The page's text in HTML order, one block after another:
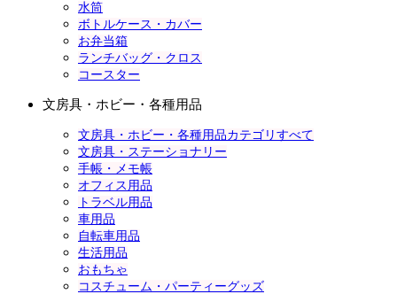
水筒
ボトルケース・カバー
お弁当箱
ランチバッグ・クロス
コースター
文房具・ホビー・各種用品
文房具・ホビー・各種用品カテゴリすべて
文房具・ステーショナリー
手帳・メモ帳
オフィス用品
トラベル用品
車用品
自転車用品
生活用品
おもちゃ
コスチューム・パーティーグッズ